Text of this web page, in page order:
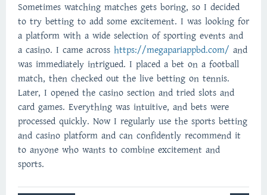
Sometimes watching matches gets boring, so I decided
to try betting to add some excitement. I was looking for
a platform with a wide selection of sporting events and
a casino. I came across https://megapariappbd.com/ and
was immediately intrigued. I placed a bet on a football
match, then checked out the live betting on tennis.
Later, I opened the casino section and tried slots and
card games. Everything was intuitive, and bets were
processed quickly. Now I regularly use the sports betting
and casino platform and can confidently recommend it
to anyone who wants to combine excitement and
sports.